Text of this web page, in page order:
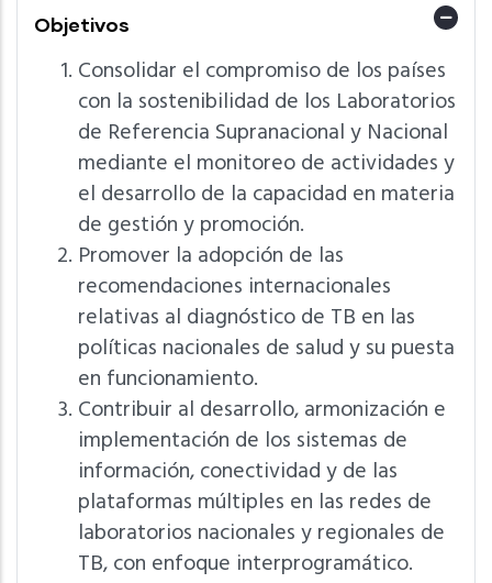
Objetivos
Consolidar el compromiso de los países
con la sostenibilidad de los Laboratorios
de Referencia Supranacional y Nacional
mediante el monitoreo de actividades y
el desarrollo de la capacidad en materia
de gestión y promoción.
Promover la adopción de las
recomendaciones internacionales
relativas al diagnóstico de TB en las
políticas nacionales de salud y su puesta
en funcionamiento.
Contribuir al desarrollo, armonización e
implementación de los sistemas de
información, conectividad y de las
plataformas múltiples en las redes de
laboratorios nacionales y regionales de
TB, con enfoque interprogramático.